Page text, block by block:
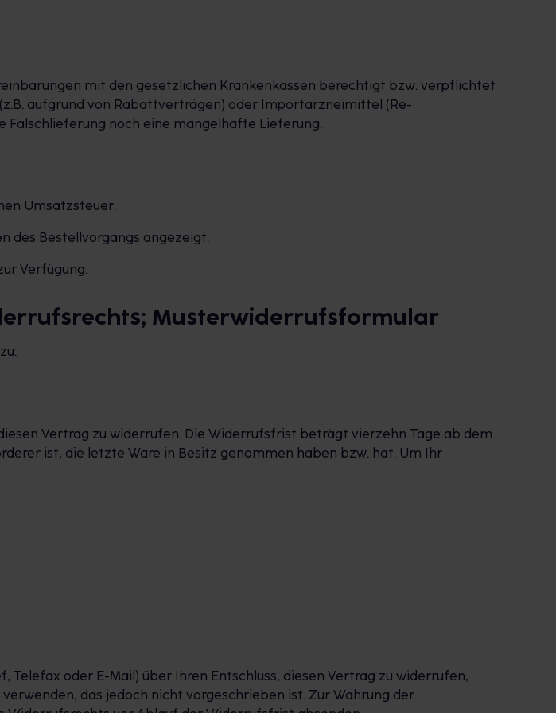
mit den gesetzlichen Krankenkassen berechtigt bzw. verpflichtet
aufgrund von Rabattverträgen) oder Importarzneimittel (Re-
Falschlieferung noch eine mangelhafte Lieferung.
Umsatzsteuer.
des Bestellvorgangs angezeigt.
Verfügung.
Musterwiderrufsformular
Vertrag zu widerrufen. Die Widerrufsfrist beträgt vierzehn Tage ab dem
ist, die letzte Ware in Besitz genommen haben bzw. hat. Um Ihr
oder E-Mail) über Ihren Entschluss, diesen Vertrag zu widerrufen,
das jedoch nicht vorgeschrieben ist. Zur Wahrung der